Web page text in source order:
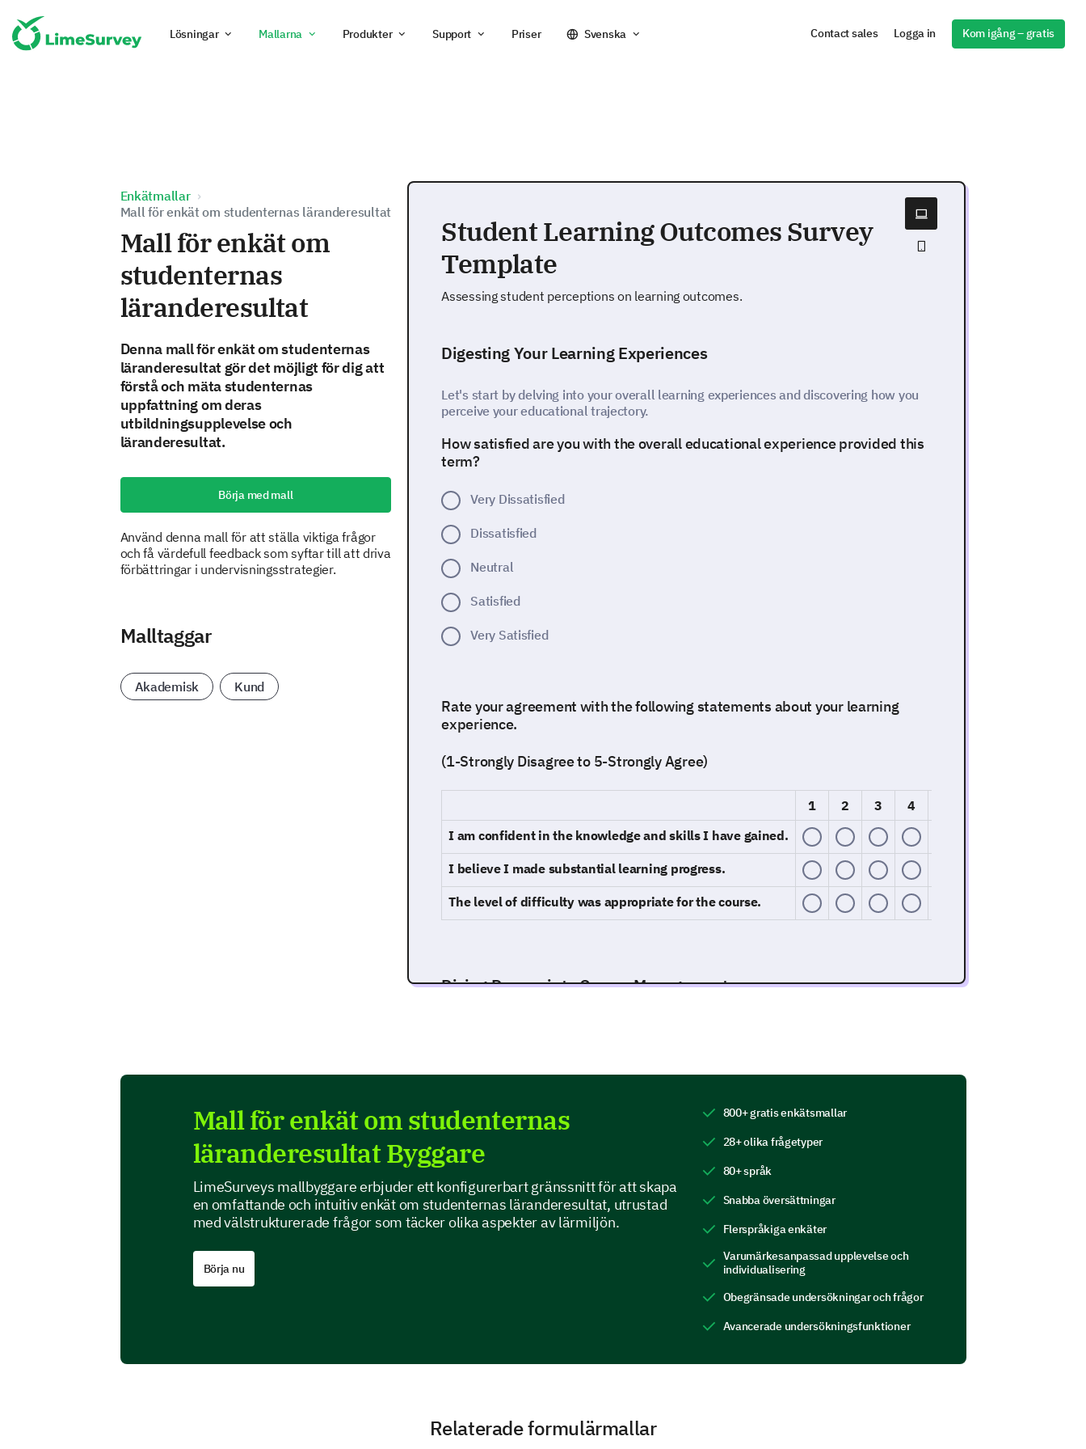
Lösningar Mallarna Produkter Support Priser Svenska Contact sales Logga in Kom igång – gratis
Enkätmallar
Mall för enkät om studenternas läranderesultat
Mall för enkät om
studenternas
läranderesultat
Denna mall för enkät om studenternas
läranderesultat gör det möjligt för dig att
förstå och mäta studenternas
uppfattning om deras
utbildningsupplevelse och
läranderesultat.
Börja med mall
Använd denna mall för att ställa viktiga frågor
och få värdefull feedback som syftar till att driva
förbättringar i undervisningsstrategier.
Malltaggar
Akademisk Kund
Student Learning Outcomes Survey
Template
Assessing student perceptions on learning outcomes.
Digesting Your Learning Experiences
Let's start by delving into your overall learning experiences and discovering how you
perceive your educational trajectory.
How satisfied are you with the overall educational experience provided this
term?
Very Dissatisfied
Dissatisfied
Neutral
Satisfied
Very Satisfied
Rate your agreement with the following statements about your learning
experience.
(1-Strongly Disagree to 5-Strongly Agree)
1 2 3 4
I am confident in the knowledge and skills I have gained.
I believe I made substantial learning progress.
The level of difficulty was appropriate for the course.
Diving Deeper into Course Management
What components of the course increased your understanding of the subject
Textbook readings
Mall för enkät om studenternas
läranderesultat Byggare
LimeSurveys mallbyggare erbjuder ett konfigurerbart gränssnitt för att skapa
en omfattande och intuitiv enkät om studenternas läranderesultat, utrustad
med välstrukturerade frågor som täcker olika aspekter av lärmiljön.
Börja nu
800+ gratis enkätsmallar
28+ olika frågetyper
80+ språk
Snabba översättningar
Flerspråkiga enkäter
Varumärkesanpassad upplevelse och
individualisering
Obegränsade undersökningar och frågor
Avancerade undersökningsfunktioner
Relaterade formulärmallar